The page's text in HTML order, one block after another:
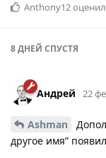
Anthony12
8 ДНЕЙ СПУСТЯ
Андрей 22
Ashman
другое имя”